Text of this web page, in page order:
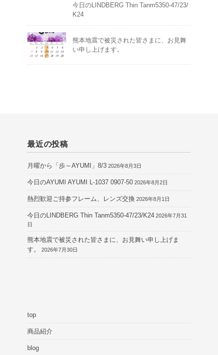
今日のLINDBERG Thin Tanm5350-47/23/
K24
熊本地震で被災された皆さまに、お見舞
い申し上げます。
最近の投稿
月曜から「歩～AYUMI」8/3 2026年8月3日
今日のAYUMI AYUMI L-1037 0907-50 2026年8月2日
熱烈歓迎ご持参フレーム、レンズ交換 2026年8月1日
今日のLINDBERG Thin Tanm5350-47/23/K24 2026年7月31
日
熊本地震で被災された皆さまに、お見舞い申し上げま
す。
2026年7月30日
top
商品紹介
blog